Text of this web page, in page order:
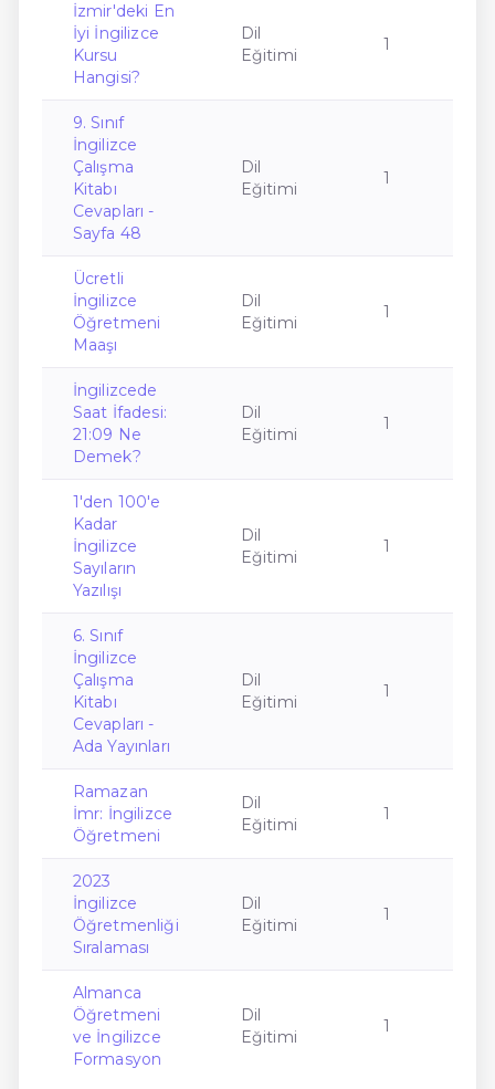
İzmir'deki En
İyi İngilizce
Kursu
Hangisi?
Dil
Eğitimi
1
9. Sınıf
İngilizce
Çalışma
Kitabı
Cevapları -
Sayfa 48
Dil
Eğitimi
1
Ücretli
İngilizce
Öğretmeni
Maaşı
Dil
Eğitimi
1
İngilizcede
Saat İfadesi:
21:09 Ne
Demek?
Dil
Eğitimi
1
1'den 100'e
Kadar
İngilizce
Sayıların
Yazılışı
Dil
Eğitimi
1
6. Sınıf
İngilizce
Çalışma
Kitabı
Cevapları -
Ada Yayınları
Dil
Eğitimi
1
Ramazan
İmr: İngilizce
Öğretmeni
Dil
Eğitimi
1
2023
İngilizce
Öğretmenliği
Sıralaması
Dil
Eğitimi
1
Almanca
Öğretmeni
ve İngilizce
Formasyon
Dil
Eğitimi
1